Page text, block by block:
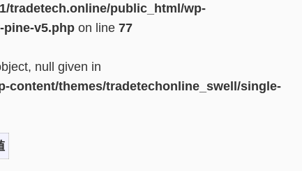
tradetech.online/public_html/wp-
v5.php on line 77
null given in
content/themes/tradetechonline_swell/single-